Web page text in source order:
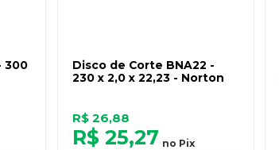
300
Disco de Corte BNA22 -
230 x 2,0 x 22,23 - Norton
R$ 26,88
R$ 25,27 no Pix